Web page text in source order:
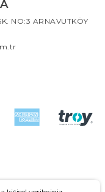
NO:3 ARNAVUTKÖY